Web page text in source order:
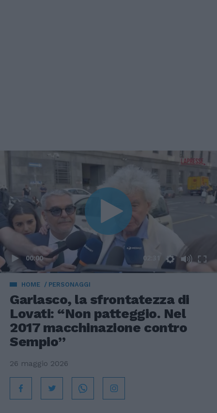
00:00 02:31
HOME PERSONAGGI
Garlasco, la sfrontatezza di
Lovati: “Non patteggio. Nel
2017 macchinazione contro
Sempio”
26 maggio 2026